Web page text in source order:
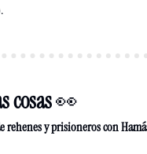
.
cosas 👀
y prisioneros con